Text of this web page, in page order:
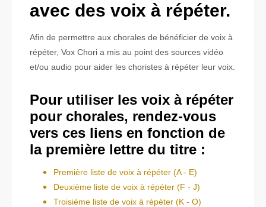
avec des voix à répéter.
Afin de permettre aux chorales de bénéficier de voix à
répéter, Vox Chori a mis au point des sources vidéo
et/ou audio pour aider les choristes à répéter leur voix.
Pour utiliser les voix à répéter
pour chorales, rendez-vous
vers ces liens en fonction de
la première lettre du titre :
Première liste de voix à répéter (A - E)
Deuxième liste de voix à répéter (F - J)
Troisième liste de voix à répéter (K - O)